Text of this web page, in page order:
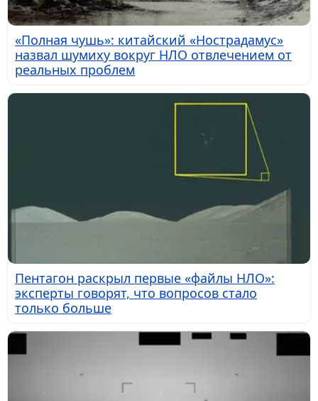
«Полная чушь»: китайский «Нострадамус»
назвал шумиху вокруг НЛО отвлечением от
реальных проблем
Пентагон раскрыл первые «файлы НЛО»:
эксперты говорят, что вопросов стало
только больше